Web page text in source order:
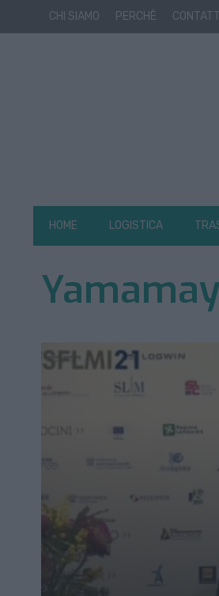
CHI SIAMO PERCHÈ CONTATTI
HOME LOGISTICA